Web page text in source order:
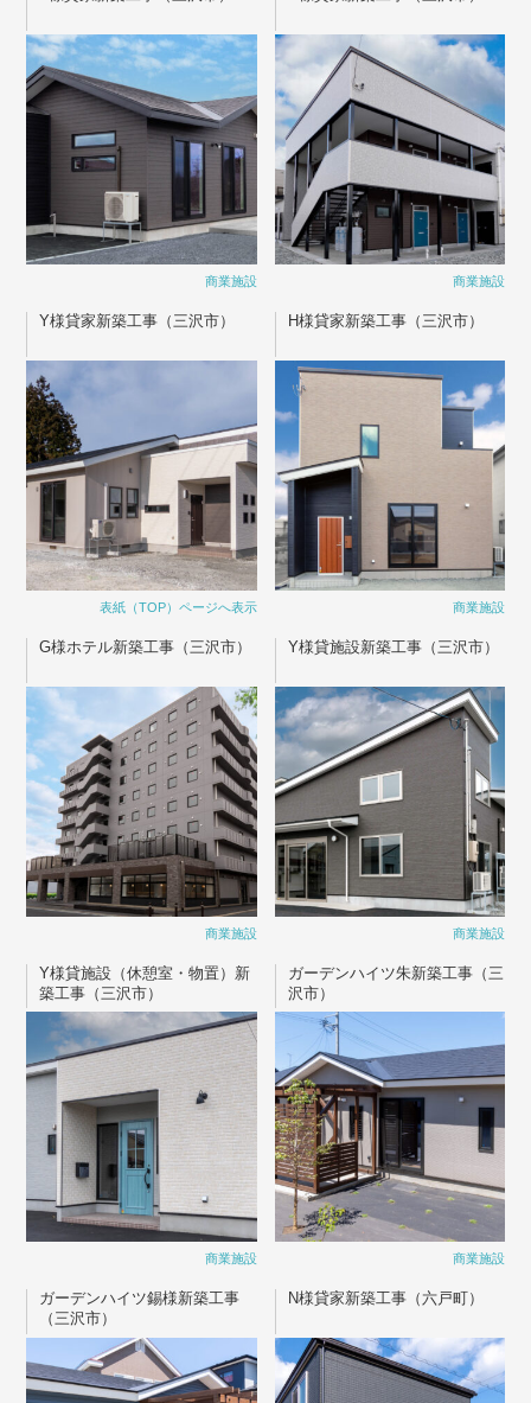
商業施設 商業施設
Y様貸家新築工事（三沢市）
表紙（TOP）ページへ表示
H様貸家新築工事（三沢市）
商業施設
G様ホテル新築工事（三沢市）
商業施設
Y様貸施設新築工事（三沢市）
商業施設
Y様貸施設（休憩室・物置）新
築工事（三沢市）
商業施設
ガーデンハイツ朱新築工事（三
沢市）
商業施設
ガーデンハイツ錫様新築工事
（三沢市）
N様貸家新築工事（六戸町）